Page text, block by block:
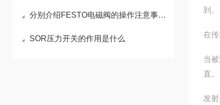
分别介绍FESTO电磁阀的操作注意事项与包装运输
SOR压力开关的作用是什么
到。
在
当
直。
发